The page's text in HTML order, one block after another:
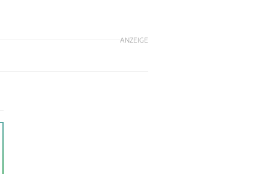
ANZEIGE